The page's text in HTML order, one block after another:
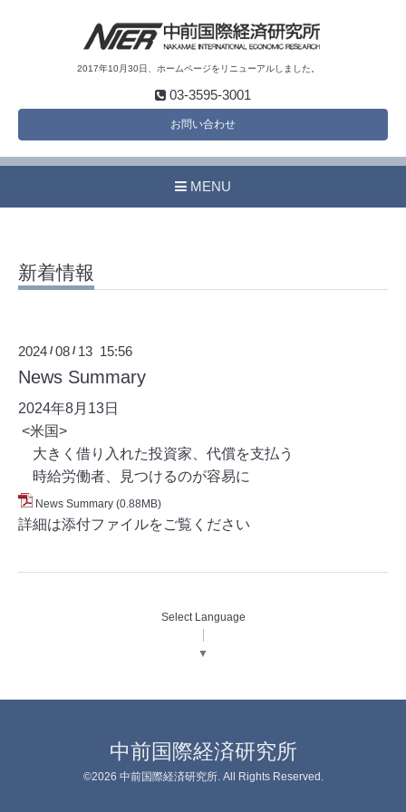
2017年10月30日、ホームページをリニューアルしました。
03-3595-3001
お問い合わせ
MENU
新着情報
2024 /08 / 13 15:56
News Summary
2024年8月13日
<米国>
大きく借り入れた投資家、代償を支払う
時給労働者、見つけるのが容易に
News Summary (0.88MB)
詳細は添付ファイルをご覧ください
Select Language
▼
中前国際経済研究所
©2026 中前国際経済研究所. All Rights Reserved.